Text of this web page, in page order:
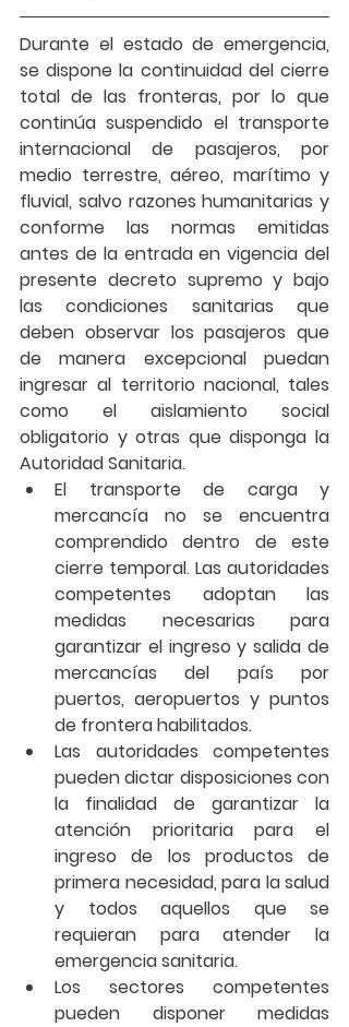
Durante el estado de emergencia,
se dispone la continuidad del cierre
total de las fronteras, por lo que
continúa suspendido el transporte
internacional de pasajeros, por
medio terrestre, aéreo, marítimo y
fluvial, salvo razones humanitarias y
conforme las normas emitidas
antes de la entrada en vigencia del
presente decreto supremo y bajo
las condiciones sanitarias que
deben observar los pasajeros que
de manera excepcional puedan
ingresar al territorio nacional, tales
como el aislamiento social
obligatorio y otras que disponga la
Autoridad Sanitaria.
El transporte de carga y
mercancía no se encuentra
comprendido dentro de este
cierre temporal. Las autoridades
competentes adoptan las
medidas necesarias para
garantizar el ingreso y salida de
mercancías del país por
puertos, aeropuertos y puntos
de frontera habilitados.
Las autoridades competentes
pueden dictar disposiciones con
la finalidad de garantizar la
atención prioritaria para el
ingreso de los productos de
primera necesidad, para la salud
y todos aquellos que se
requieran para atender la
emergencia sanitaria.
Los sectores competentes
pueden disponer medidas